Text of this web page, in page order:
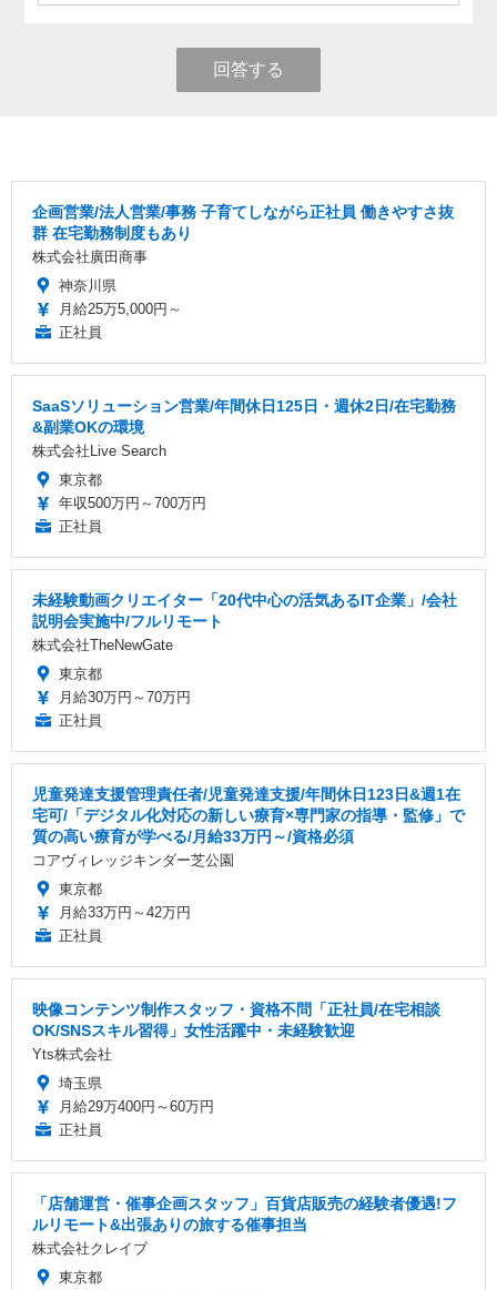
回答する
企画営業/法人営業/事務 子育てしながら正社員 働きやすさ抜
群 在宅勤務制度もあり
株式会社廣田商事
神奈川県
月給25万5,000円～
正社員
SaaSソリューション営業/年間休日125日・週休2日/在宅勤務
&副業OKの環境
株式会社Live Search
東京都
年収500万円～700万円
正社員
未経験動画クリエイター「20代中心の活気あるIT企業」/会社
説明会実施中/フルリモート
株式会社TheNewGate
東京都
月給30万円～70万円
正社員
児童発達支援管理責任者/児童発達⽀援/年間休日123日&週1在
宅可/「デジタル化対応の新しい療育×専門家の指導・監修」で
質の高い療育が学べる/月給33万円～/資格必須
コアヴィレッジキンダー芝公園
東京都
月給33万円～42万円
正社員
映像コンテンツ制作スタッフ・資格不問「正社員/在宅相談
OK/SNSスキル習得」女性活躍中・未経験歓迎
Yts株式会社
埼玉県
月給29万400円～60万円
正社員
「店舗運営・催事企画スタッフ」百貨店販売の経験者優遇!フ
ルリモート&出張ありの旅する催事担当
株式会社クレイブ
東京都